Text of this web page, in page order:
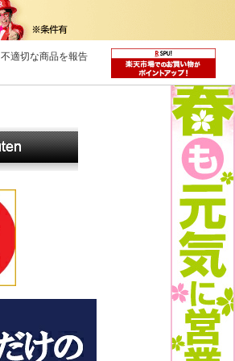
不適切な商品を報告